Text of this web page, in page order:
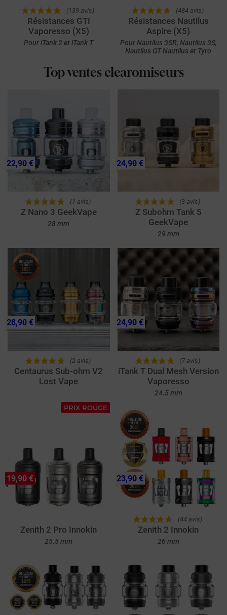
(139 avis)
Résistances GTI
Vaporesso (X5)
Pour iTank 2 et iTank T
(484 avis)
Résistances Nautilus
Aspire (X5)
Pour Nautilus 3SR, Nautilus 3S,
Nautilus GT Nautilus et Tyro
Top ventes clearomiseurs
(1 avis)
Z Nano 3 GeekVape
28 mm
22,90 €
(3 avis)
Z Subohm Tank 5
GeekVape
29 mm
24,90 €
(2 avis)
Centaurus Sub-ohm V2
Lost Vape
28,90 €
(7 avis)
iTank T Dual Mesh Version
Vaporesso
24.5 mm
24,90 €
PRIX ROUGE
Zenith 2 Pro Innokin
25.5 mm
19,90 €
(44 avis)
Zenith 2 Innokin
26 mm
23,90 €